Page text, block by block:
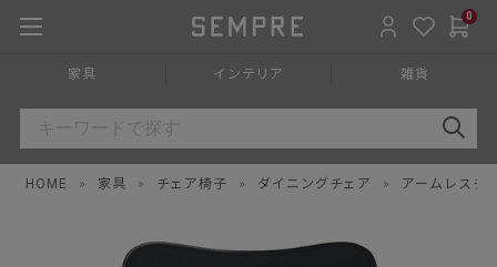
0
家具 インテリア 雑貨
HOME » 家具 » チェア椅子 » ダイニングチェア » アームレスチ